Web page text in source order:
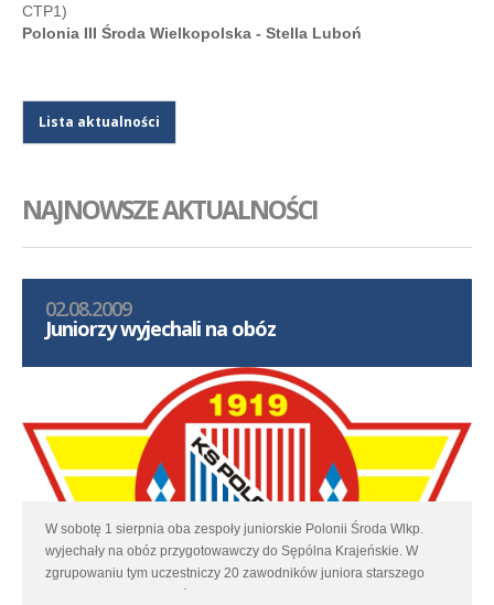
CTP1)
Polonia III Środa Wielkopolska - Stella Luboń
Lista aktualności
NAJNOWSZE AKTUALNOŚCI
02.08.2009
Juniorzy wyjechali na obóz
W sobotę 1 sierpnia oba zespoły juniorskie Polonii Środa Wlkp.
wyjechały na obóz przygotowawczy do Sępólna Krajeńskie. W
zgrupowaniu tym uczestniczy 20 zawodników juniora starszego